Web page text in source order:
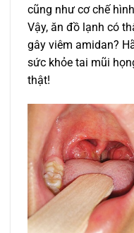
cũng như cơ chế
Vậy, ăn đồ lạnh có
gây viêm amidan?
sức khỏe tai mũi
thật!